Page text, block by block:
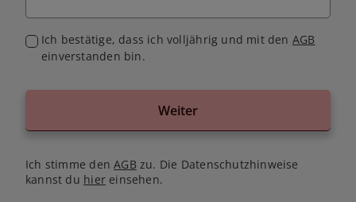
Ich bestätige, dass ich volljährig und mit den AGB
einverstanden bin.
Weiter
Ich stimme denAGB zu. Die Datenschutzhinweise
kannst du hiereinsehen.